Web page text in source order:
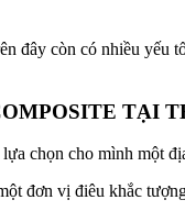
đây còn có nhiều yếu
TẠI
chọn cho mình một
đơn vị điêu khắc